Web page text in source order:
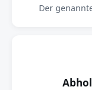
Der